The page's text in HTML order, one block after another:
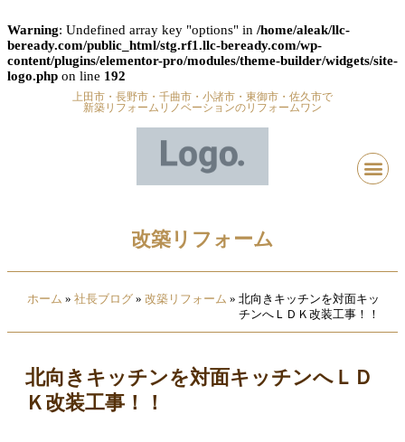
Warning: Undefined array key "options" in /home/aleak/llc-
beready.com/public_html/stg.rf1.llc-beready.com/wp-
content/plugins/elementor-pro/modules/theme-builder/widgets/site-
logo.php on line 192
上田市・長野市・千曲市・小諸市・東御市・佐久市で
新築リフォームリノベーションのリフォームワン
改築リフォーム
ホーム » 社長ブログ » 改築リフォーム » 北向きキッチンを対面キッ
チンへＬＤＫ改装工事！！
北向きキッチンを対面キッチンへＬＤ
Ｋ改装工事！！